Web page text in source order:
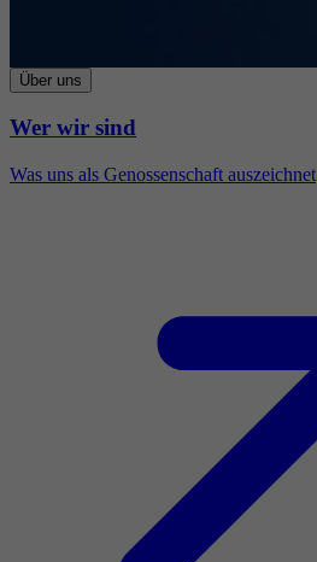
Über uns
Wer wir sind
Was uns als Genossenschaft auszeichnet